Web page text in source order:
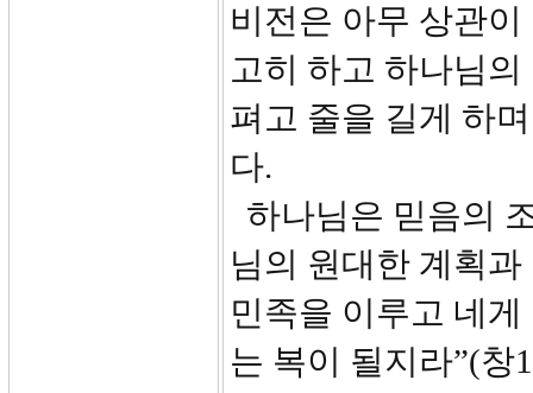
비전은 아무 상관
고히 하고 하나님
펴고 줄을 길게 하
다.
하나님은 믿음의
님의 원대한 계획
민족을 이루고 네
는 복이 될지라”(창